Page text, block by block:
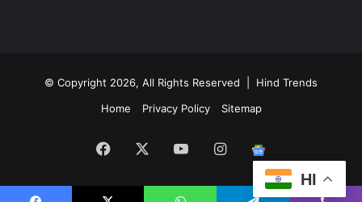
© Copyright 2026, All Rights Reserved | Hind Trends
Home
Privacy Policy Sitemap
Facebook YouTubeInstagram
News
HI